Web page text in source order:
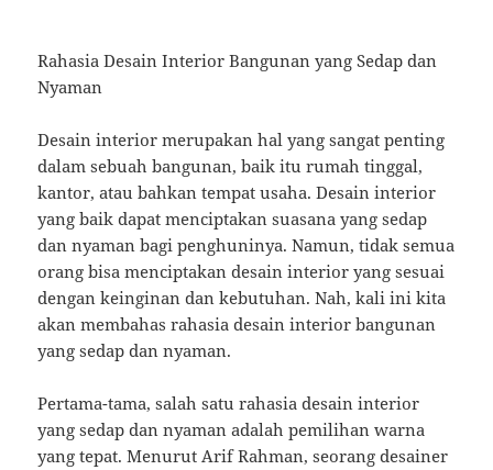
Rahasia Desain Interior Bangunan yang Sedap dan
Nyaman
Desain interior merupakan hal yang sangat penting
dalam sebuah bangunan, baik itu rumah tinggal,
kantor, atau bahkan tempat usaha. Desain interior
yang baik dapat menciptakan suasana yang sedap
dan nyaman bagi penghuninya. Namun, tidak semua
orang bisa menciptakan desain interior yang sesuai
dengan keinginan dan kebutuhan. Nah, kali ini kita
akan membahas rahasia desain interior bangunan
yang sedap dan nyaman.
Pertama-tama, salah satu rahasia desain interior
yang sedap dan nyaman adalah pemilihan warna
yang tepat. Menurut Arif Rahman, seorang desainer